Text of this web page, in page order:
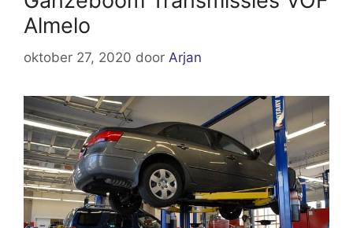
Almelo
oktober 27, 2020 door Arjan